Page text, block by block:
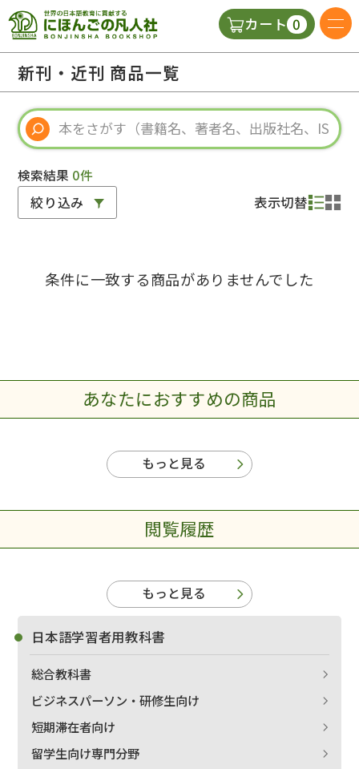
カート 0
視聴覚・補助教材
教師用参考書
新刊・近刊 商品一覧
検索結果 0件
絞り込み 表示切替
条件に一致する商品がありませんでした
あなたにおすすめの商品
もっと見る
閲覧履歴
もっと見る
日本語学習者用教科書
総合教科書
ビジネスパーソン・研修生向け
短期滞在者向け
留学生向け専門分野